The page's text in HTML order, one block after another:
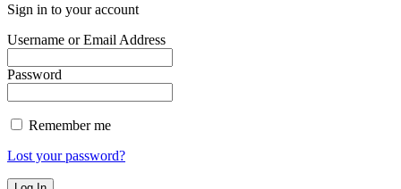
Sign in to your account
Username or Email Address
Password
Remember me
Lost your password?